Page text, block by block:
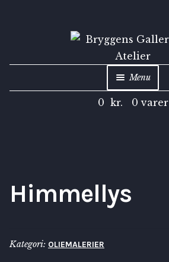
Menu
Kontakt
0 kr. 0 varer
Himmellys
Kategori: OLIEMALERIER